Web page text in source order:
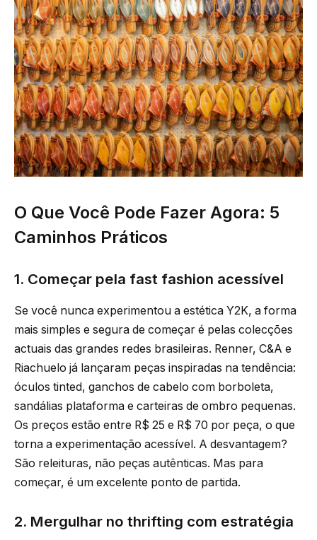
O Que Você Pode Fazer Agora: 5
Caminhos Práticos
1. Começar pela fast fashion acessível
Se você nunca experimentou a estética Y2K, a forma
mais simples e segura de começar é pelas colecções
actuais das grandes redes brasileiras. Renner, C&A e
Riachuelo já lançaram peças inspiradas na tendência:
óculos tinted, ganchos de cabelo com borboleta,
sandálias plataforma e carteiras de ombro pequenas.
Os preços estão entre R$ 25 e R$ 70 por peça, o que
torna a experimentação acessível. A desvantagem?
São releituras, não peças autênticas. Mas para
começar, é um excelente ponto de partida.
2. Mergulhar no thrifting com estratégia